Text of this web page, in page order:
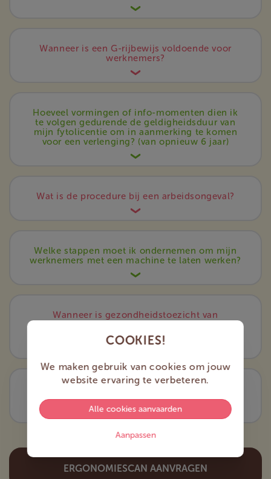
Wanneer is een G-rijbewijs voldoende voor
werknemers?
Hoeveel vormingen of info-momenten dien ik
te volgen gedurende de geldigheidsduur van
mijn fytolicentie om in aanmerking te komen
voor een verlenging? (van opnieuw 6 jaar)
Wat is de procedure bij een arbeidsongeval?
Welke stappen moet ik ondernemen om mijn
werknemers met een machine te laten werken?
Wanneer is gezondheidstoezicht van
dienst) verplicht?
Hoeveel brandblussers moeten er aanwezig
zijn op mijn bedrijf?
ERGONOMIESCAN AANVRAGEN
COOKIES!
We maken gebruik van cookies om jouw
website ervaring te verbeteren.
Alle cookies aanvaarden
Aanpassen